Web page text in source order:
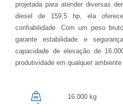
projetada para atender diversas
diesel de 159,5 hp, ela
confiabilidade. Com um peso
garante estabilidade e
capacidade de elevação de
produtividade em qualquer
16.000 kg